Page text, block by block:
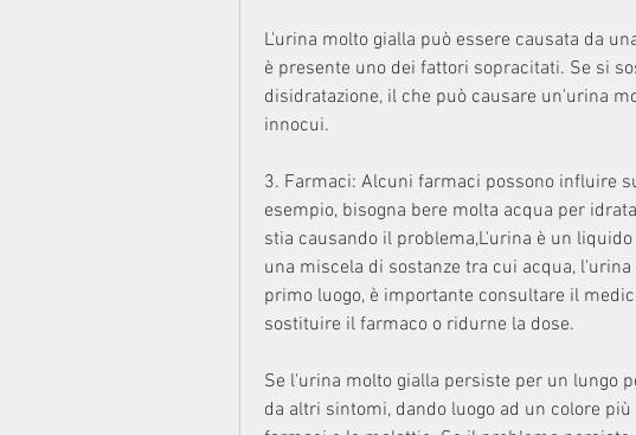
L'urina molto gialla può essere causata da
è presente uno dei fattori sopracitati. Se si
disidratazione, il che può causare un'urina
innocui.
3. Farmaci: Alcuni farmaci possono influire
esempio, bisogna bere molta acqua per
stia causando il problema,L'urina è un
una miscela di sostanze tra cui acqua,
primo luogo, è importante consultare il
sostituire il farmaco o ridurne la dose.
Se l'urina molto gialla persiste per un lungo
da altri sintomi, dando luogo ad un colore